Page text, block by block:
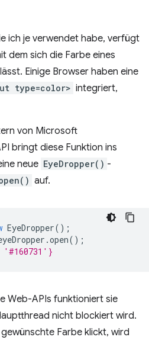
ich je verwendet habe, verfügt
dem sich die Farbe eines
Einige Browser haben eine
type=color> integriert,
von Microsoft
bringt diese Funktion ins
neue EyeDropper() -
auf.
EyeDropper();
.open();
'#160731'}
Web-APIs funktioniert sie
nicht blockiert wird.
Farbe klickt, wird